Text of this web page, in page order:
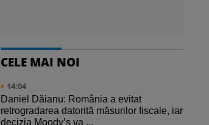
CELE MAI NOI
14:04
Daniel Dăianu: România a evitat
retrogradarea datorită măsurilor fiscale, iar
decizia Moody’s va ...